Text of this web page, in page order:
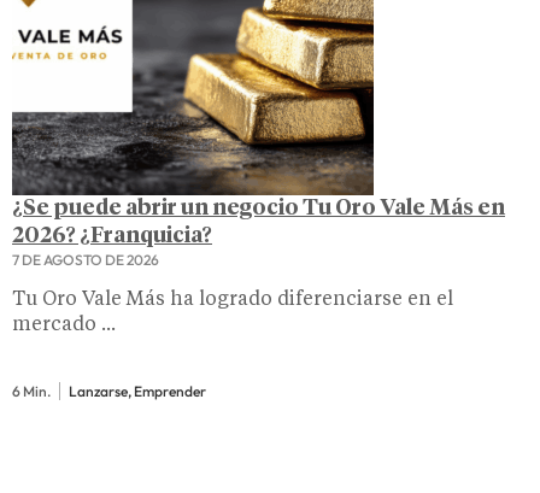
¿Se puede abrir un negocio Tu Oro Vale Más en
2026? ¿Franquicia?
7 DE AGOSTO DE 2026
Tu Oro Vale Más ha logrado diferenciarse en el
mercado ...
6 Min. Lanzarse, Emprender